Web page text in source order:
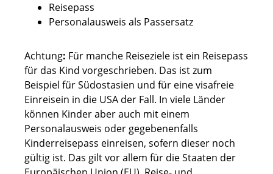
Reisepass
Personalausweis als Passersatz
Achtung: Für manche Reiseziele ist ein Reisepass
für das Kind vorgeschrieben. Das ist zum
Beispiel für Südostasien und für eine visafreie
Einreisein in die USA der Fall. In viele Länder
können Kinder aber auch mit einem
Personalausweis oder gegebenenfalls
Kinderreisepass einreisen, sofern dieser noch
gültig ist. Das gilt vor allem für die Staaten der